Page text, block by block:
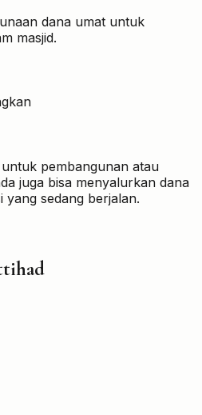
dana umat untuk
masjid.
pembangunan atau
juga bisa menyalurkan dana
yang sedang berjalan.